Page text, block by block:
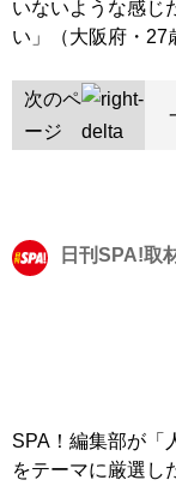
いないような感じ
い」（大阪府・27
次のペ
ージ
日刊SPA!取
SPA！編集部が「
をテーマに厳選し